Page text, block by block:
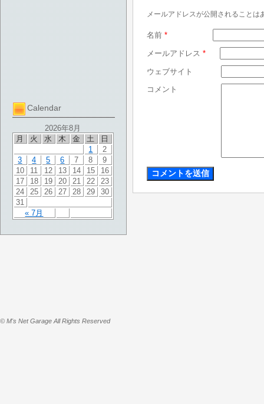
Calendar
2026年8月
月
火 水 木 金 土 日
« 7月
1
2
3
4 5 6 7 8
9
10
11 12 13 14 15
16
17
18 19 20 21 22
23
24
25 26 27 28 29
30
31
メールアドレスが公開されることは
名前 *
メールアドレス *
ウェブサイト
コメント
© M's Net Garage All Rights Reserved